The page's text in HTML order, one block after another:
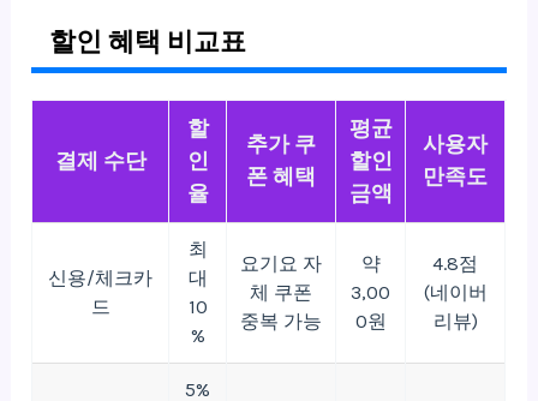
할인 혜택 비교표
결제 수단
할
인
율
추가 쿠
폰 혜택
평균
할인
금액
사용자
만족도
신용/체크카
드
최
대
10
%
요기요 자
체 쿠폰
중복 가능
약
3,00
0원
4.8점
(네이버
리뷰)
5%